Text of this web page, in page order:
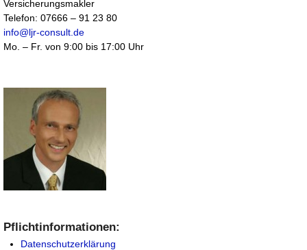
Versicherungsmakler
Telefon: 07666 – 91 23 80
info@ljr-consult.de
Mo. – Fr. von 9:00 bis 17:00 Uhr
Pflichtinformationen:
Datenschutzerklärung